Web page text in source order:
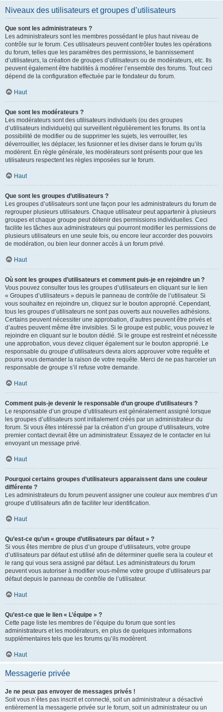
Niveaux des utilisateurs et groupes d’utilisateurs
Que sont les administrateurs ?
Les administrateurs sont les membres possédant le plus haut niveau de
contrôle sur le forum. Ces utilisateurs peuvent contrôler toutes les opérations
du forum, telles que les paramètres des permissions, le bannissement
d’utilisateurs, la création de groupes d’utilisateurs ou de modérateurs, etc. Ils
peuvent également être habilités à modérer l’ensemble des forums. Tout ceci
dépend de la configuration effectuée par le fondateur du forum.
Haut
Que sont les modérateurs ?
Les modérateurs sont des utilisateurs individuels (ou des groupes
d’utilisateurs individuels) qui surveillent régulièrement les forums. Ils ont la
possibilité de modifier ou de supprimer les sujets, les verrouiller, les
déverrouiller, les déplacer, les fusionner et les diviser dans le forum qu’ils
modèrent. En règle générale, les modérateurs sont présents pour que les
utilisateurs respectent les règles imposées sur le forum.
Haut
Que sont les groupes d’utilisateurs ?
Les groupes d’utilisateurs sont une façon pour les administrateurs du forum de
regrouper plusieurs utilisateurs. Chaque utilisateur peut appartenir à plusieurs
groupes et chaque groupe peut détenir des permissions individuelles. Ceci
facilite les tâches aux administrateurs qui pourront modifier les permissions de
plusieurs utilisateurs en une seule fois, ou encore leur accorder des pouvoirs
de modération, ou bien leur donner accès à un forum privé.
Haut
Où sont les groupes d’utilisateurs et comment puis-je en rejoindre un ?
Vous pouvez consulter tous les groupes d’utilisateurs en cliquant sur le lien
« Groupes d’utilisateurs » depuis le panneau de contrôle de l’utilisateur. Si
vous souhaitez en rejoindre un, cliquez sur le bouton approprié. Cependant,
tous les groupes d’utilisateurs ne sont pas ouverts aux nouvelles adhésions.
Certains peuvent nécessiter une approbation, d’autres peuvent être privés et
d’autres peuvent même être invisibles. Si le groupe est public, vous pouvez le
rejoindre en cliquant sur le bouton dédié. Si le groupe est restreint et nécessite
une approbation, vous devez cliquer également sur le bouton approprié. Le
responsable du groupe d’utilisateurs devra alors approuver votre requête et
pourra vous demander la raison de votre requête. Merci de ne pas harceler un
responsable de groupe s’il refuse votre demande.
Haut
Comment puis-je devenir le responsable d’un groupe d’utilisateurs ?
Le responsable d’un groupe d’utilisateurs est généralement assigné lorsque
les groupes d’utilisateurs sont initialement créés par un administrateur du
forum. Si vous êtes intéressé par la création d’un groupe d’utilisateurs, votre
premier contact devrait être un administrateur. Essayez de le contacter en lui
envoyant un message privé.
Haut
Pourquoi certains groupes d’utilisateurs apparaissent dans une couleur
différente ?
Les administrateurs du forum peuvent assigner une couleur aux membres d’un
groupe d’utilisateurs afin de faciliter leur identification.
Haut
Qu’est-ce qu’un « groupe d’utilisateurs par défaut » ?
Si vous êtes membre de plus d’un groupe d’utilisateurs, votre groupe
d’utilisateurs par défaut est utilisé afin de déterminer quelle sera la couleur et
le rang qui vous sera assigné par défaut. Les administrateurs du forum
peuvent vous autoriser à modifier vous-même votre groupe d’utilisateurs par
défaut depuis le panneau de contrôle de l’utilisateur.
Haut
Qu’est-ce que le lien « L’équipe » ?
Cette page liste les membres de l’équipe du forum que sont les
administrateurs et les modérateurs, en plus de quelques informations
supplémentaires tels que les forums qu’ils modèrent.
Haut
Messagerie privée
Je ne peux pas envoyer de messages privés !
Soit vous n’êtes pas inscrit et connecté, soit un administrateur a désactivé
entièrement la messagerie privée sur le forum, soit un administrateur ou un